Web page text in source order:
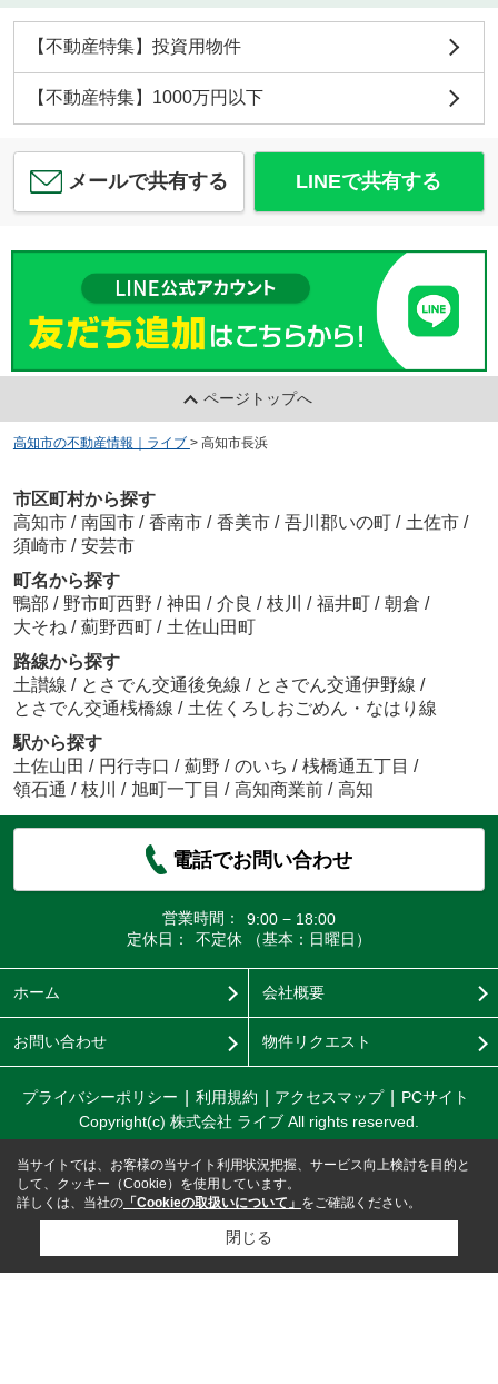
【不動産特集】投資用物件
【不動産特集】1000万円以下
メールで共有する LINEで共有する
ページトップへ
高知市の不動産情報｜ライブ > 高知市長浜
市区町村から探す
高知市 / 南国市 / 香南市 / 香美市 / 吾川郡いの町 / 土佐市 /
須崎市 / 安芸市
町名から探す
鴨部 / 野市町西野 / 神田 / 介良 / 枝川 / 福井町 / 朝倉 /
大そね / 薊野西町 / 土佐山田町
路線から探す
土讃線 / とさでん交通後免線 / とさでん交通伊野線 /
とさでん交通桟橋線 / 土佐くろしおごめん・なはり線
駅から探す
土佐山田 / 円行寺口 / 薊野 / のいち / 桟橋通五丁目 /
領石通 / 枝川 / 旭町一丁目 / 高知商業前 / 高知
電話でお問い合わせ
営業時間：
9:00 − 18:00
定休日：
不定休 （基本：日曜日）
ホーム 会社概要
お問い合わせ 物件リクエスト
プライバシーポリシー 利用規約 アクセスマップ
PCサイト
Copyright(c) 株式会社 ライブ All rights reserved.
当サイトでは、お客様の当サイト利用状況把握、サービス向上検討を目的と
して、クッキー（Cookie）を使用しています。
詳しくは、当社の 「Cookieの取扱いについて」 をご確認ください。
閉じる